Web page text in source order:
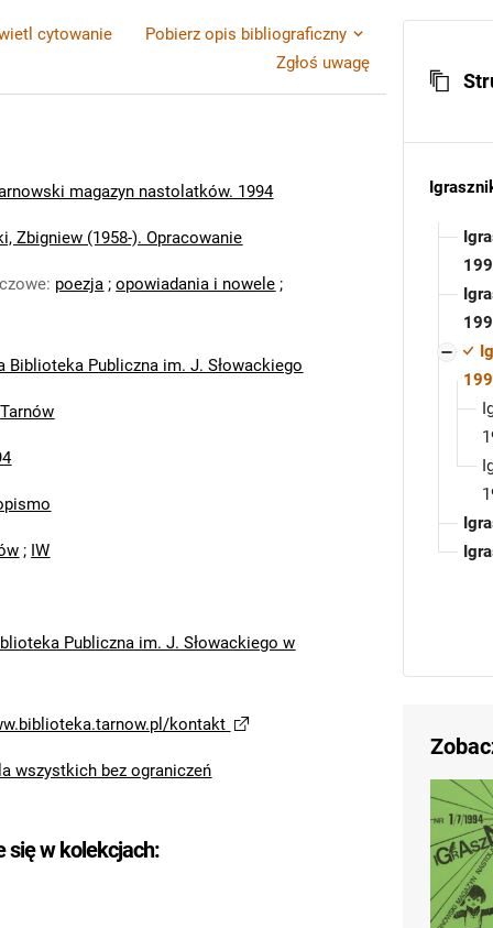
cytowanie
Pobierz opis bibliograficzny
Zgłoś uwagę
magazyn nastolatków. 1994
Zbigniew (1958-). Opracowanie
: poezja ;opowiadania i nowele ;
Biblioteka Publiczna im. J. Słowackiego
Tarnów
; IW
Publiczna im. J. Słowackiego w
kontakt
wszystkich bez ograniczeń
się w kolekcjach: